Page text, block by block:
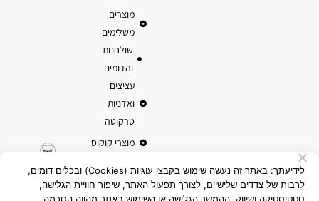
מוצרים
משלימים
שולחנות
והדומים
עציצים
ואדניות
טרקוטה
מוצרי קוקוס
לידיעתך: באתר זה נעשה שימוש בקבצי עוגיות (Cookies) ובכלים דומים,
לרבות של צדדים שלישיים, לצורך תפעול האתר, שיפור חוויית הגלישה,